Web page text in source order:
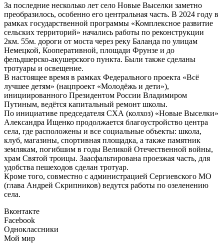
За последние несколько лет село Новые Выселки заметно
преобразилось, особенно его центральная часть. В 2024 году в
рамках государственной программы «Комплексное развитие
сельских территорий» начались работы по реконструкции
2км. 55м. дороги от моста через реку Баланда по улицам
Немецкой, Кооперативной, площади Фрунзе и до
фельдшерско-акушерского пункта. Были также сделаны
тротуары и освещение.
В настоящее время в рамках Федерального проекта «Всё
лучшее детям» (нацпроект «Молодёжь и дети»),
инициированного Президентом России Владимиром
Путиным, ведётся капитальный ремонт школы.
По инициативе председателя СХА (колхоз) «Новые Выселки»
Александра Ищенко продолжается благоустройство центра
села, где расположены и все социальные объекты: школа,
клуб, магазины, спортивная площадка, а также памятник
землякам, погибшим в годы Великой Отечественной войны,
храм Святой троицы. Заасфальтирована проезжая часть, для
удобства пешеходов сделан тротуар.
Кроме того, совместно с администрацией Сергиевского МО
(глава Андрей Скрипников) ведутся работы по озеленению
села.
Вконтакте
Facebook
Одноклассники
Мой мир